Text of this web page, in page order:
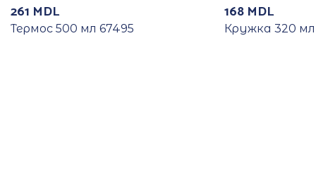
261 MDL
Термос 500 мл 67495
168 MDL
Кружка 320 мл